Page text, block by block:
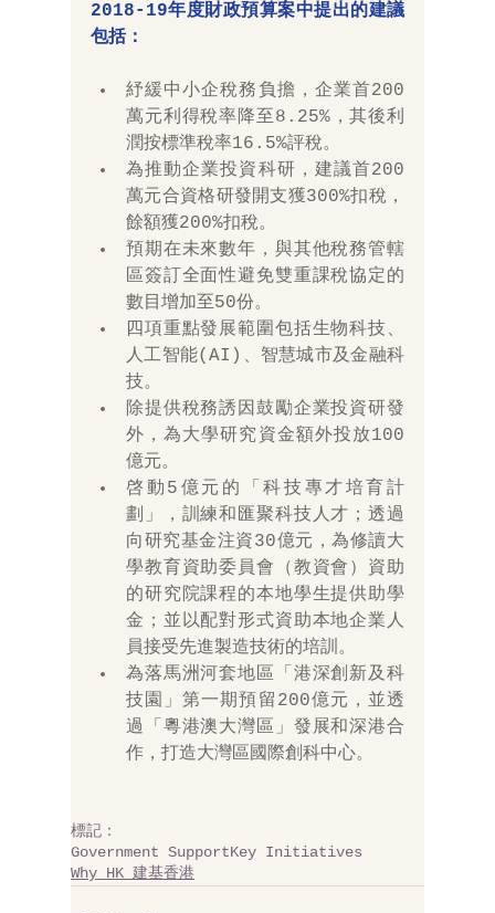
2018-19年度財政預算案中提出的建議
包括：
紓緩中小企稅務負擔，企業首200
萬元利得稅率降至8.25%，其後利
潤按標準稅率16.5%評稅。
為推動企業投資科研，建議首200
萬元合資格研發開支獲300%扣稅，
餘額獲200%扣稅。
預期在未來數年，與其他稅務管轄
區簽訂全面性避免雙重課稅協定的
數目增加至50份。
四項重點發展範圍包括生物科技、
人工智能(AI)、智慧城市及金融科
技。
除提供稅務誘因鼓勵企業投資研發
外，為大學研究資金額外投放100
億元。
啓動5億元的「科技專才培育計
劃」，訓練和匯聚科技人才；透過
向研究基金注資30億元，為修讀大
學教育資助委員會（教資會）資助
的研究院課程的本地學生提供助學
金；並以配對形式資助本地企業人
員接受先進製造技術的培訓。
為落馬洲河套地區「港深創新及科
技園」第一期預留200億元，並透
過「粵港澳大灣區」發展和深港合
作，打造大灣區國際創科中心。
標記：
Government SupportKey Initiatives
Why HK 建基香港